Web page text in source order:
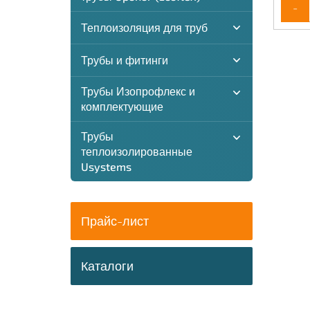
Теплоизоляция для труб
Трубы и фитинги
Трубы Изопрофлекс и
комплектующие
Трубы
теплоизолированные
Usystems
Прайс-лист
Каталоги
-